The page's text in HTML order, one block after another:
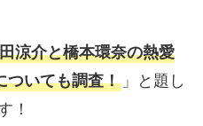
涼介と橋本環奈の熱愛
ついても調査！」と題し
！